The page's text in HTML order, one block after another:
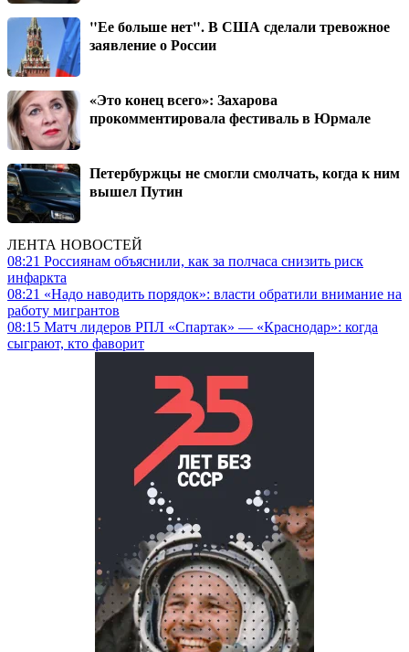
"Ее больше нет". В США сделали тревожное
заявление о России
«Это конец всего»: Захарова
прокомментировала фестиваль в Юрмале
Петербуржцы не смогли смолчать, когда к ним
вышел Путин
ЛЕНТА НОВОСТЕЙ
08:21 Россиянам объяснили, как за полчаса снизить риск
инфаркта
08:21 «Надо наводить порядок»: власти обратили внимание на
работу мигрантов
08:15 Матч лидеров РПЛ «Спартак» — «Краснодар»: когда
сыграют, кто фаворит